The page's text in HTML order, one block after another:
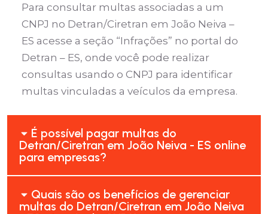
Para consultar multas associadas a um
CNPJ no Detran/Ciretran em João Neiva –
ES acesse a seção “Infrações” no portal do
Detran – ES, onde você pode realizar
consultas usando o CNPJ para identificar
multas vinculadas a veículos da empresa.
É possível pagar multas do
Detran/Ciretran em João Neiva - ES online
para empresas?
Quais são os benefícios de gerenciar
multas do Detran/Ciretran em João Neiva